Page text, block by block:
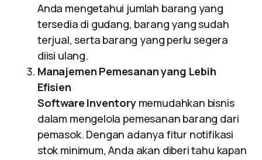
Anda mengetahui jumlah barang yang
tersedia di gudang, barang yang sudah
terjual, serta barang yang perlu segera
diisi ulang.
Manajemen Pemesanan yang Lebih
Efisien
Software Inventorymemudahkan bisnis
dalam mengelola pemesanan barang dari
pemasok. Dengan adanya fitur notifikasi
stok minimum, Anda akan diberi tahu kapan